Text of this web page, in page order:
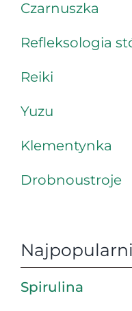
Czarnuszka
Refleksologia
Reiki
Yuzu
Klementynka
Drobnoustroje
Spirulina